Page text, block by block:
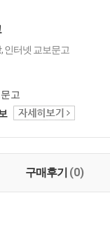
인터넷 교보문고
고
구매후기 (0)